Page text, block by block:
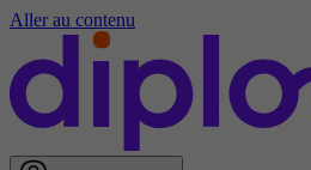
Aller au contenu